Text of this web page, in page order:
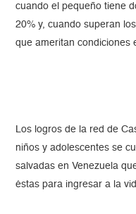
cuando el pequeño tiene
20% y, cuando superan
que ameritan condiciones
Los logros de la red de
niños y adolescentes se
salvadas en Venezuela
éstas para ingresar a la